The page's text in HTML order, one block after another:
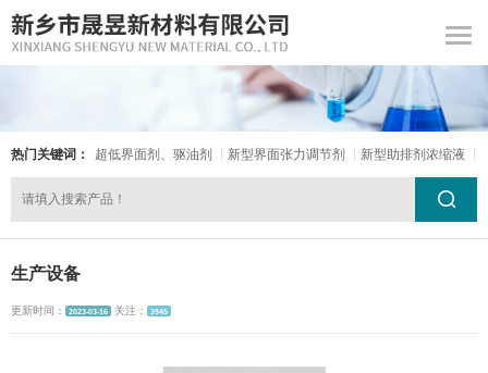
热门关键词： 超低界面剂、驱油剂 新型界面张力调节剂 新型助排剂浓缩液
生产设备
更新时间： 2023-03-16 关注： 3945